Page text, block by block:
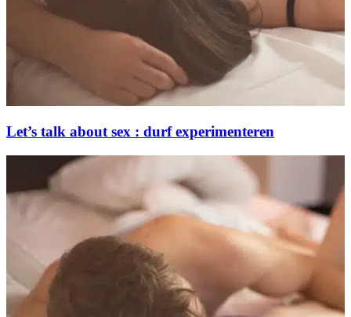
Let’s talk about sex : durf experimenteren